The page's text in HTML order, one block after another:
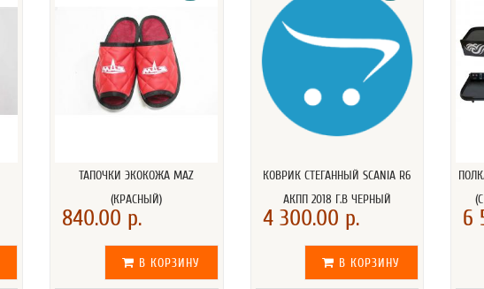
ТАПОЧКИ ЭКОКОЖА MAZ
(КРАСНЫЙ)
840.00 р.
В КОРЗИНУ
КОВРИК СТЕГАННЫЙ SCANIA R6
АКПП 2018 Г.В ЧЕРНЫЙ
4 300.00 р.
В КОРЗИНУ
6